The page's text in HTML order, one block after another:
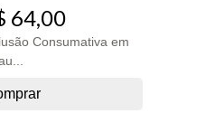
64,00
Consumativa em